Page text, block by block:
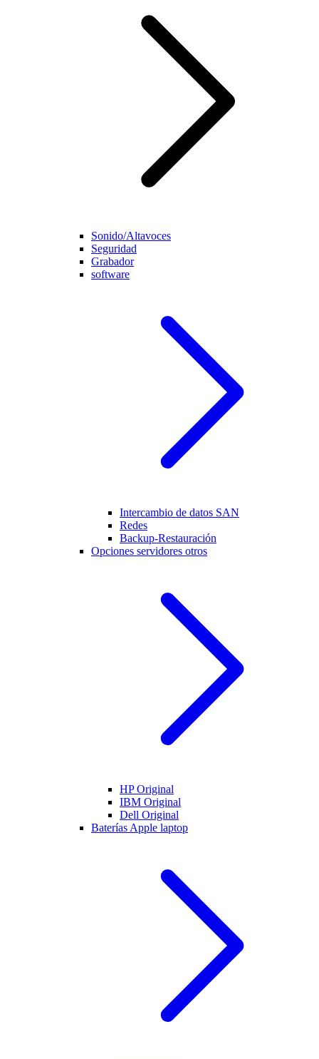
Sonido/Altavoces
Seguridad
Grabador
software
Intercambio de datos SAN
Redes
Backup-Restauración
Opciones servidores otros
HP Original
IBM Original
Dell Original
Baterías Apple laptop